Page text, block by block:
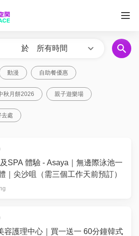
於 所有時間
動漫 自助餐優惠
秋月餅2026 親子遊樂場
去處
SPA 體驗 - Asaya｜無邊際泳池一
｜尖沙咀（需三個工作天前預訂）
容護理中心｜買一送一 60分鐘韓式